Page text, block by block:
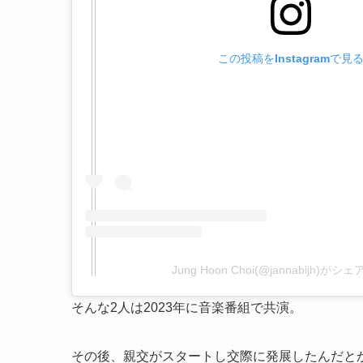
この投稿をInstagramで見る
Jung Hoon Choi(@jannabijh)がシェ
そんな2人は2023年に音楽番組で共演。
その後、親交がスタートし交際に発展したんだと